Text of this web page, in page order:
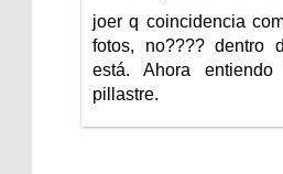
joer q coincidencia
fotos, no???? dentro
está. Ahora
pillastre.